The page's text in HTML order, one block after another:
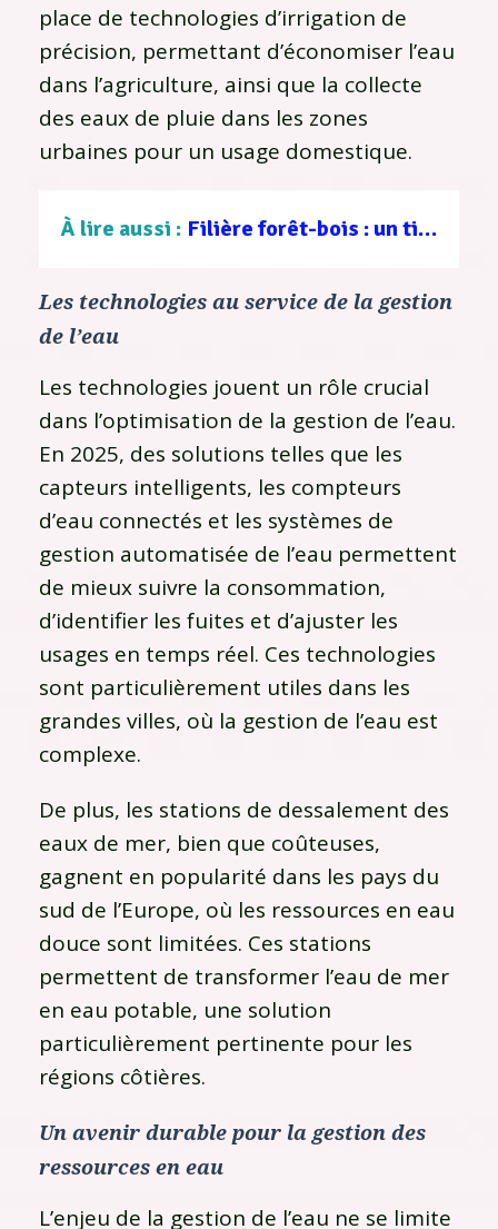
place de technologies d’irrigation de
précision, permettant d’économiser l’eau
dans l’agriculture, ainsi que la collecte
des eaux de pluie dans les zones
urbaines pour un usage domestique.
À lire aussi : Filière forêt-bois : un tissu d’entreprises au service d’une gestion durable
Les technologies au service de la gestion
de l’eau
Les technologies jouent un rôle crucial
dans l’optimisation de la gestion de l’eau.
En 2025, des solutions telles que les
capteurs intelligents, les compteurs
d’eau connectés et les systèmes de
gestion automatisée de l’eau permettent
de mieux suivre la consommation,
d’identifier les fuites et d’ajuster les
usages en temps réel. Ces technologies
sont particulièrement utiles dans les
grandes villes, où la gestion de l’eau est
complexe.
De plus, les stations de dessalement des
eaux de mer, bien que coûteuses,
gagnent en popularité dans les pays du
sud de l’Europe, où les ressources en eau
douce sont limitées. Ces stations
permettent de transformer l’eau de mer
en eau potable, une solution
particulièrement pertinente pour les
régions côtières.
Un avenir durable pour la gestion des
ressources en eau
L’enjeu de la gestion de l’eau ne se limite